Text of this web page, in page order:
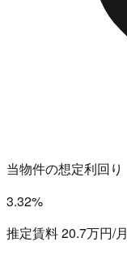
当物件の想定利回り
3.32%
推定賃料 20.7万円/月